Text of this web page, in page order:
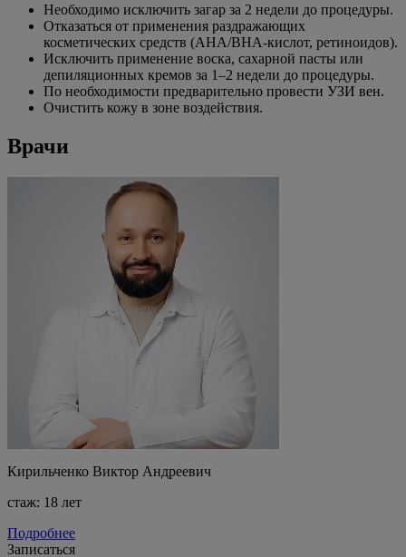
Необходимо исключить загар за 2 недели до процедуры.
Отказаться от применения раздражающих
косметических средств (AHA/BHA-кислот, ретиноидов).
Исключить применение воска, сахарной пасты или
депиляционных кремов за 1–2 недели до процедуры.
По необходимости предварительно провести УЗИ вен.
Очистить кожу в зоне воздействия.
Врачи
Кирильченко Виктор Андреевич
стаж: 18 лет
Подробнее
Записаться